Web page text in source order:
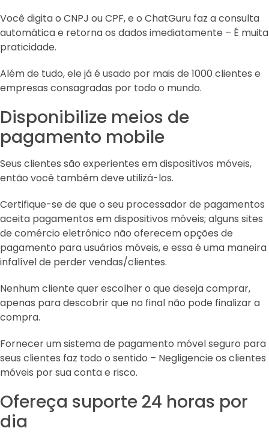
Você digita o CNPJ ou CPF, e o ChatGuru faz a consulta
automática e retorna os dados imediatamente – É muita
praticidade.
Além de tudo, ele já é usado por mais de 1000 clientes e
empresas consagradas por todo o mundo.
Disponibilize meios de
pagamento mobile
Seus clientes são experientes em dispositivos móveis,
então você também deve utilizá-los.
Certifique-se de que o seu processador de pagamentos
aceita pagamentos em dispositivos móveis; alguns sites
de comércio eletrônico não oferecem opções de
pagamento para usuários móveis, e essa é uma maneira
infalível de perder vendas/clientes.
Nenhum cliente quer escolher o que deseja comprar,
apenas para descobrir que no final não pode finalizar a
compra.
Fornecer um sistema de pagamento móvel seguro para
seus clientes faz todo o sentido – Negligencie os clientes
móveis por sua conta e risco.
Ofereça suporte 24 horas por
dia